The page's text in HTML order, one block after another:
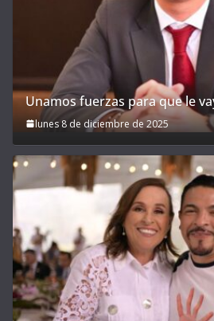
Unamos fuerzas para que le
lunes 8 de diciembre de 2025